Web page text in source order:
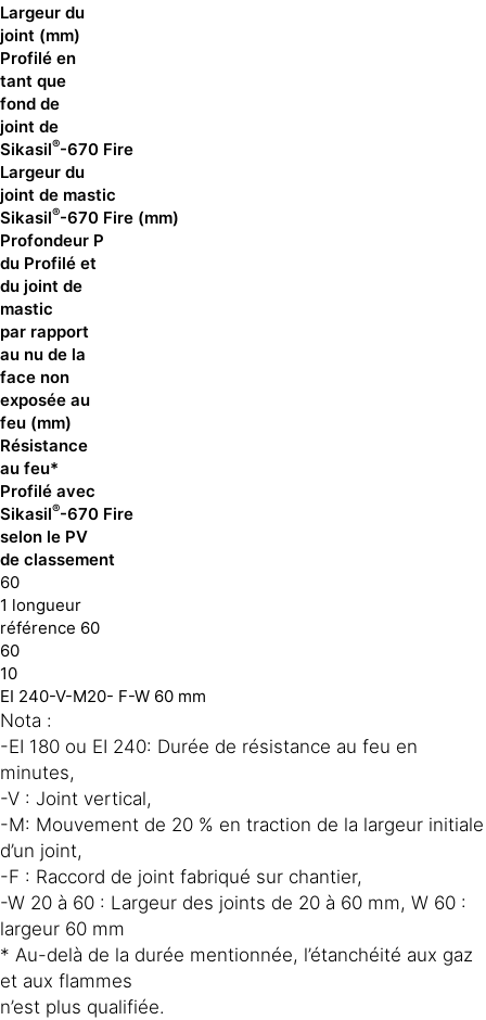
Largeur du
joint (mm)
Profilé en
tant que
fond de
joint de
Sikasil®-670 Fire
Largeur du
joint de mastic
Sikasil®-670 Fire (mm)
Profondeur P
du Profilé et
du joint de
mastic
par rapport
au nu de la
face non
exposée au
feu (mm)
Résistance
au feu*
Profilé avec
Sikasil®-670 Fire
selon le PV
de classement
60
1 longueur
référence 60
60
10
EI 240-V-M20- F-W 60 mm
Nota :
-EI 180 ou EI 240: Durée de résistance au feu en
minutes,
-V : Joint vertical,
-M: Mouvement de 20 % en traction de la largeur initiale
d’un joint,
-F : Raccord de joint fabriqué sur chantier,
-W 20 à 60 : Largeur des joints de 20 à 60 mm, W 60 :
largeur 60 mm
* Au-delà de la durée mentionnée, l’étanchéité aux gaz
et aux flammes
n’est plus qualifiée.